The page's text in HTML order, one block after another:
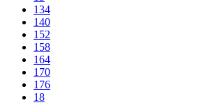
134
140
152
158
164
170
176
18